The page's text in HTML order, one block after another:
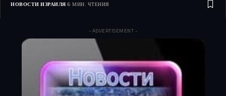
НОВОСТИ ИЗРАИЛЯ 6 МИН. ЧТЕНИЯ
- ADVERTISEMENT -